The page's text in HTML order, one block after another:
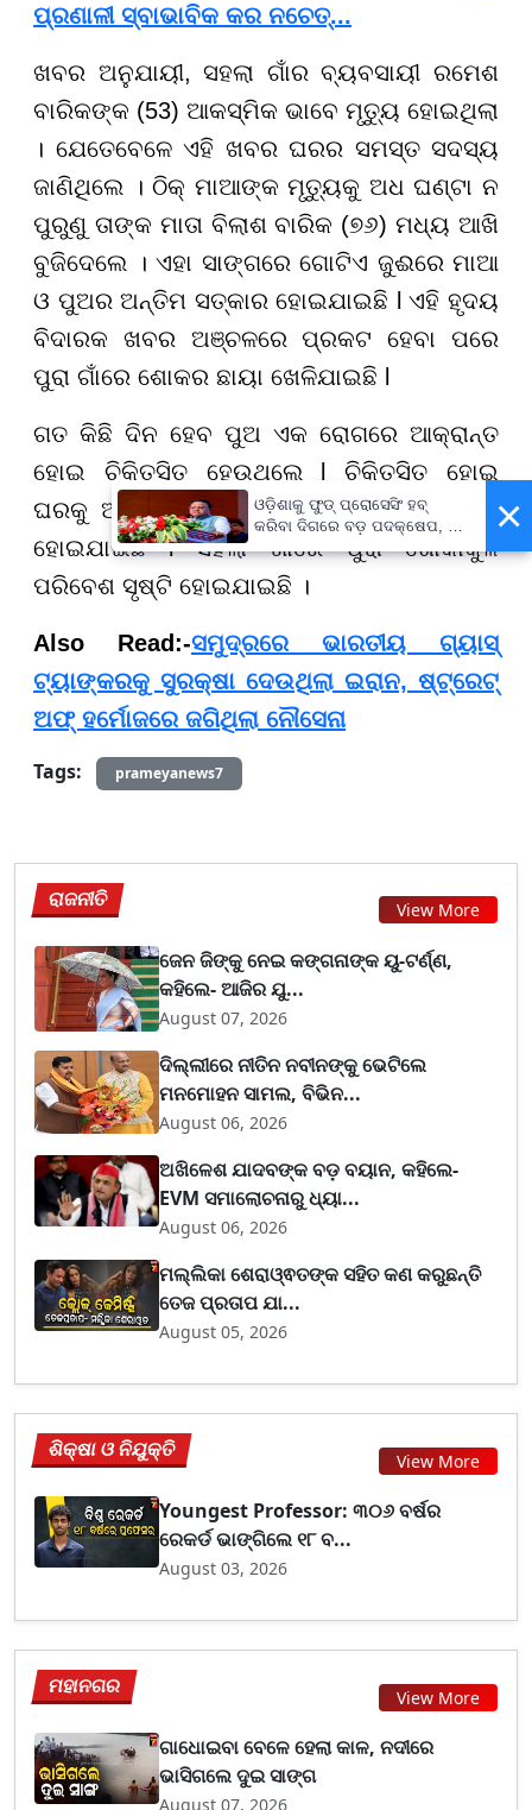
ପ୍ରଣାଳୀ ସ୍ବାଭାବିକ କର ନଚେତ୍‌...
ଖବର ଅନୁଯାୟୀ, ସହଲା ଗାଁର ବ୍ୟବସାୟୀ ରମେଶ
ବାରିକଙ୍କ (53) ଆକସ୍ମିକ ଭାବେ ମୃତ୍ୟୁ ହୋଇଥିଲା
। ଯେତେବେଳେ ଏହି ଖବର ଘରର ସମସ୍ତ ସଦସ୍ୟ
ଜାଣିଥିଲେ । ଠିକ୍ ମାଆଙ୍କ ମୃତ୍ୟୁକୁ ଅଧ ଘଣ୍ଟା ନ
ପୁରୁଣୁ ତାଙ୍କ ମାତା ବିଲାଶ ବାରିକ (୭୬) ମଧ୍ୟ ଆଖି
ବୁଜିଦେଲେ । ଏହା ସାଙ୍ଗରେ ଗୋଟିଏ ଜୁଈରେ ମାଆ
ଓ ପୁଅର ଅନ୍ତିମ ସତ୍କାର ହୋଇଯାଇଛି l ଏହି ହୃଦୟ
ବିଦାରକ ଖବର ଅଞ୍ଚଳରେ ପ୍ରକଟ ହେବା ପରେ
ପୁରା ଗାଁରେ ଶୋକର ଛାୟା ଖେଳିଯାଇଛି l
ଗତ କିଛି ଦିନ ହେବ ପୁଅ ଏକ ରୋଗରେ ଆକ୍ରାନ୍ତ
ହୋଇ ଚିକିତ୍ସିତ ହେଉଥିଲେ l ଚିକିତ୍ସିତ ହୋଇ
ଘରକୁ ଆସିଥିଲେ । ହେଲେ ଏବେ ତାଙ୍କର ମୃତ୍ୟୁ
ହୋଇଯାଇଛି l ସହଲା ଗାଁରେ ପୁରା ଶୋକାକୁଳ
ପରିବେଶ ସୃଷ୍ଟି ହୋଇଯାଇଛି ।
Also Read:-ସମୁଦ୍ରରେ ଭାରତୀୟ ଗ୍ୟାସ୍
ଟ୍ୟାଙ୍କରକୁ ସୁରକ୍ଷା ଦେଉଥିଲା ଇରାନ, ଷ୍ଟ୍ରେଟ୍
ଅଫ୍ ହର୍ମୋଜରେ ଜଗିଥିଲା ନୌସେନା
Tags:
prameyanews7
ରାଜନୀତି View More
ଜେନ ଜିଙ୍କୁ ନେଇ କଙ୍ଗନାଙ୍କ ୟୁ-ଟର୍ଣ୍ଣ,
କହିଲେ- ଆଜିର ଯୁ...
August 07, 2026
ଦିଲ୍ଲୀରେ ନୀତିନ ନବୀନଙ୍କୁ ଭେଟିଲେ
ମନମୋହନ ସାମଲ, ବିଭିନ...
August 06, 2026
ଅଖିଳେଶ ଯାଦବଙ୍କ ବଡ଼ ବୟାନ, କହିଲେ-
EVM ସମାଲୋଚନାରୁ ଧ୍ୟା...
August 06, 2026
ମଲ୍ଲିକା ଶେରାଓ୍ଵତଙ୍କ ସହିତ କଣ କରୁଛନ୍ତି
ତେଜ ପ୍ରତାପ ଯା...
August 05, 2026
ଶିକ୍ଷା ଓ ନିଯୁକ୍ତି View More
Youngest Professor: ୩୦୬ ବର୍ଷର
ରେକର୍ଡ ଭାଙ୍ଗିଲେ ୧୮ ବ...
August 03, 2026
ମହାନଗର View More
ଗାଧୋଇବା ବେଳେ ହେଲା କାଳ, ନଦୀରେ
ଭାସିଗଲେ ଦୁଇ ସାଙ୍ଗ
August 07, 2026
×
ଓଡ଼ିଶାକୁ ଫୁଡ୍ ପ୍ରୋସେସିଂ ହବ୍
କରିବା ଦିଗରେ ବଡ଼ ପଦକ୍ଷେପ, ୪୨
ହଜାରରୁ ଅଧିକ ନିଯୁକ୍ତି ସୁଯୋଗ